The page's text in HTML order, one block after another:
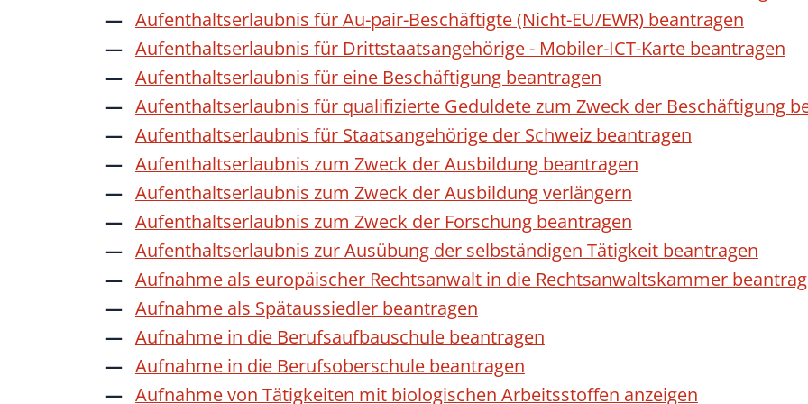
Aufenthaltserlaubnis für Au-pair-Beschäftigte (Nicht-EU/EWR) beantragen
Aufenthaltserlaubnis für Drittstaatsangehörige - Mobiler-ICT-Karte beantragen
Aufenthaltserlaubnis für eine Beschäftigung beantragen
Aufenthaltserlaubnis für qualifizierte Geduldete zum Zweck der Beschäftigung
Aufenthaltserlaubnis für Staatsangehörige der Schweiz beantragen
Aufenthaltserlaubnis zum Zweck der Ausbildung beantragen
Aufenthaltserlaubnis zum Zweck der Ausbildung verlängern
Aufenthaltserlaubnis zum Zweck der Forschung beantragen
Aufenthaltserlaubnis zur Ausübung der selbständigen Tätigkeit beantragen
Aufnahme als europäischer Rechtsanwalt in die Rechtsanwaltskammer
Aufnahme als Spätaussiedler beantragen
Aufnahme in die Berufsaufbauschule beantragen
Aufnahme in die Berufsoberschule beantragen
Aufnahme von Tätigkeiten mit biologischen Arbeitsstoffen anzeigen